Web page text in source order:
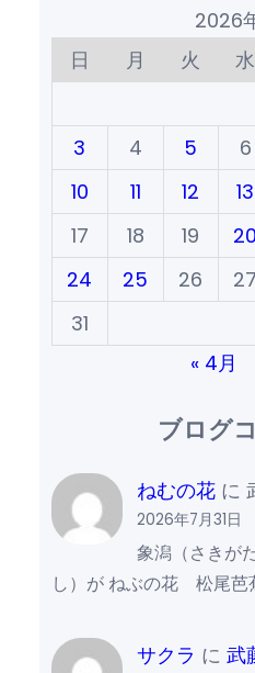
2026
日
月 火 水
3
4 5 6
10
11 12 13
17
18 19 20
24
25 26 27
31
« 4月
ブログ
ねむの花 に
2026年7月31日
象潟（さきが
し）が ねぶの花 松尾芭
サクラ に武